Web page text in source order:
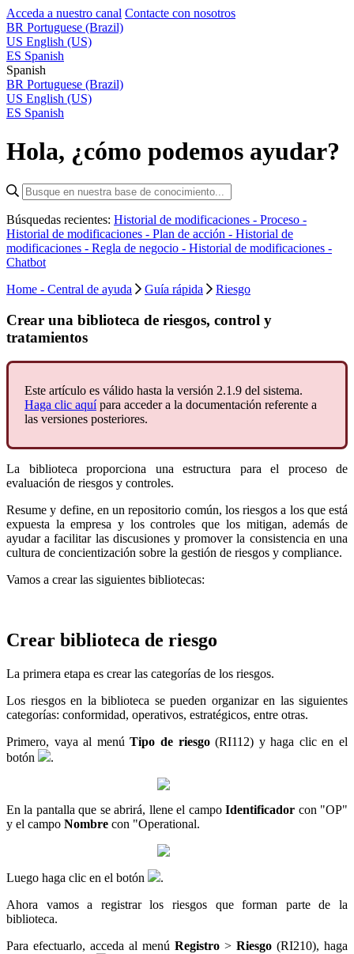
Acceda a nuestro canal Contacte con nosotros
BR Portuguese (Brazil)
US English (US)
ES Spanish
Spanish
BR Portuguese (Brazil)
US English (US)
ES Spanish
Hola, ¿cómo podemos ayudar?
Búsquedas recientes: Historial de modificaciones - Proceso -
Historial de modificaciones - Plan de acción - Historial de
modificaciones - Regla de negocio - Historial de modificaciones -
Chatbot
Home - Central de ayuda
Guía rápida Riesgo
Crear una biblioteca de riesgos, control y
tratamientos
Este artículo es válido hasta la versión 2.1.9 del sistema.
Haga clic aquípara acceder a la documentación referente a
las versiones posteriores.
La biblioteca proporciona una estructura para el proceso de
evaluación de riesgos y controles.
Resume y define, en un repositorio común, los riesgos a los que está
expuesta la empresa y los controles que los mitigan, además de
ayudar a facilitar las discusiones y promover la consistencia en una
cultura de concientización sobre la gestión de riesgos y compliance.
Vamos a crear las siguientes bibliotecas:
Crear biblioteca de riesgo
La primera etapa es crear las categorías de los riesgos.
Los riesgos en la biblioteca se pueden organizar en las siguientes
categorías: conformidad, operativos, estratégicos, entre otras.
Primero, vaya al menúTipo de riesgo(RI112) y haga clic en el
botón
.
En la pantalla que se abrirá, llene el campoIdentificador con "OP"
y el campo Nombre con "Operational.
Luego haga clic en el botón
.
Ahora vamos a registrar los riesgos que forman parte de la
biblioteca.
Para efectuarlo, acceda al menú Registro > Riesgo (RI210), haga